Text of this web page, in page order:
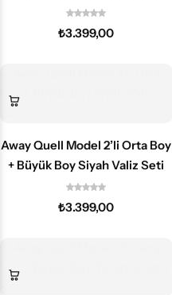
₺3.399,00
Away Quell Model 2’li Orta Boy
+ Büyük Boy Siyah Valiz Seti
₺3.399,00